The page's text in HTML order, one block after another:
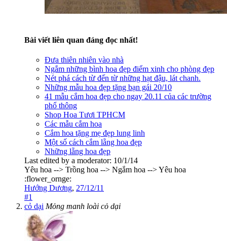
Bài viết liên quan đáng đọc nhất!
Đưa thiên nhiên vào nhà
Ngắm những bình hoa đẹp điểm xinh cho phòng đẹp
Nét phá cách từ đến từ những hạt đậu, lát chanh.
Những mẫu hoa đẹp tặng bạn gái 20/10
41 mẫu cắm hoa đẹp cho ngay 20.11 của các trường
phổ thông
Shop Hoa Tươi TPHCM
Các mẫu cắm hoa
Cắm hoa tặng mẹ đẹp lung linh
Một số cách cắm lẵng hoa đẹp
Những lẵng hoa đẹp
Last edited by a moderator: 10/1/14
Yêu hoa --> Trồng hoa --> Ngắm hoa --> Yêu hoa
:flower_ornge:
Hướng Dương, 27/12/11
#1
cỏ dại Mỏng manh loài cỏ dại